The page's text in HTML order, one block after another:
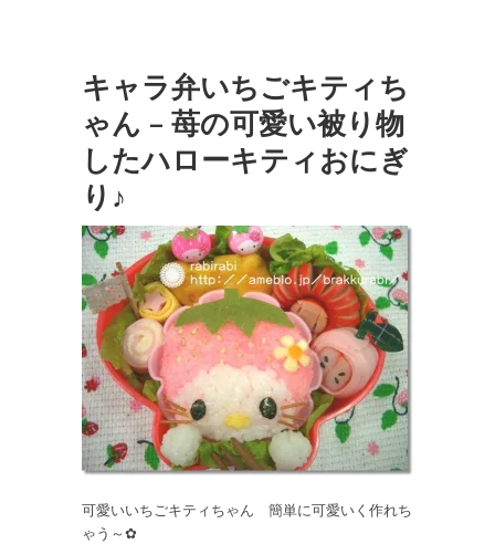
キャラ弁いちごキティち
ゃん – 苺の可愛い被り物
したハローキティおにぎ
り♪
可愛いいちごキティちゃん 簡単に可愛いく作れち
ゃう～✿